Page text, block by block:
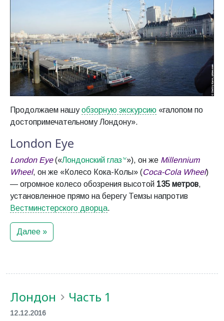
Продолжаем нашуобзорную экскурсию «галопом по
достопримечательному Лондону».
London Eye
London Eye(«Лондонский глаз »), он же Millennium
Wheel, он же «Колесо Кока-Колы» (Coca-Cola Wheel)
— огромное колесо обозрения высотой 135 метров,
установленное прямо на берегу Темзы напротив
Вестминстерского дворца.
Далее »
Лондон Часть 1
12.12.2016